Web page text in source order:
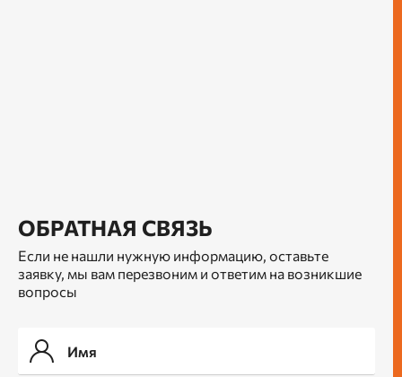
ОБРАТНАЯ СВЯЗЬ
Если не нашли нужную информацию, оставьте
заявку, мы вам перезвоним и ответим на возникшие
вопросы